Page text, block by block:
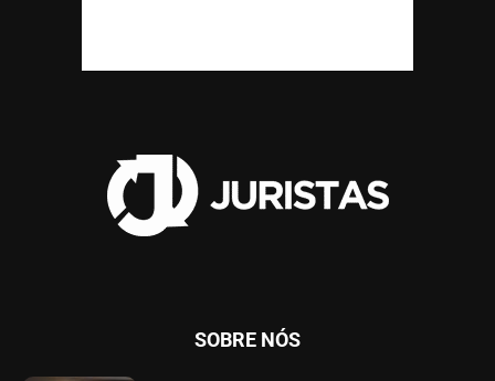
SOBRE NÓS